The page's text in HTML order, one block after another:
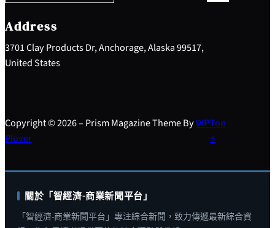
c
h
Address
3701 Clay Products Dr, Anchorage, Alaska 99517,
United States
Copyright © 2026 – Prism Magazine Theme ByWP
Plover
Top
↑
關於「智經濟-商業新聞平台」
「智經濟-商業新聞平台」專注綜合新聞，致力傳遞最新綜合資